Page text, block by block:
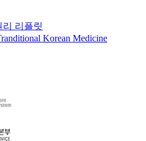
리 리플릿
Korean Medicine